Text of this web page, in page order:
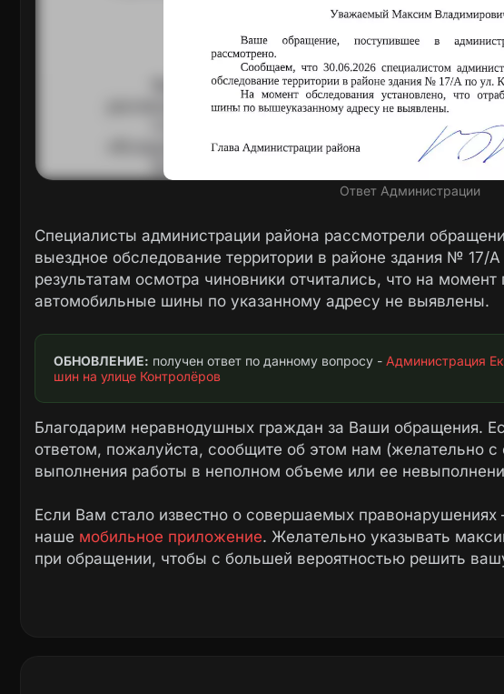
Ответ Администрации
Специалисты администрации района рассмотрели
выездное обследование территории в районе здания № 17/
результатам осмотра чиновники отчитались, что на
автомобильные шины по указанному адресу не выявлены.
ОБНОВЛЕНИЕ: получен ответ по данному вопросу - Администрация
шин на улице Контролёров
Благодарим неравнодушных граждан за Ваши обращения.
ответом, пожалуйста, сообщите об этом нам (желательно с
выполнения работы в неполном объеме или ее
Если Вам стало известно о совершаемых
наше мобильное приложение. Желательно указывать
при обращении, чтобы с большей вероятностью решить